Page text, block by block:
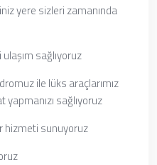
yere sizleri zamanında
sağlıyoruz
ile lüks araçlarımız
sağlıyoruz
hizmeti sunuyoruz